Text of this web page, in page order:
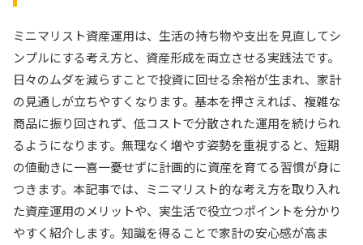
ミニマリスト資産運用は、生活の持ち物や支出を見直してシ
ンプルにする考え方と、資産形成を両立させる実践法です。
日々のムダを減らすことで投資に回せる余裕が生まれ、家計
の見通しが立ちやすくなります。基本を押さえれば、複雑な
商品に振り回されず、低コストで分散された運用を続けられ
るようになります。無理なく増やす姿勢を重視すると、短期
の値動きに一喜一憂せずに計画的に資産を育てる習慣が身に
つきます。本記事では、ミニマリスト的な考え方を取り入れ
た資産運用のメリットや、実生活で役立つポイントを分かり
やすく紹介します。知識を得ることで家計の安心感が高ま